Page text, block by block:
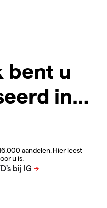
bent u
in…
aandelen. Hier leest
u is.